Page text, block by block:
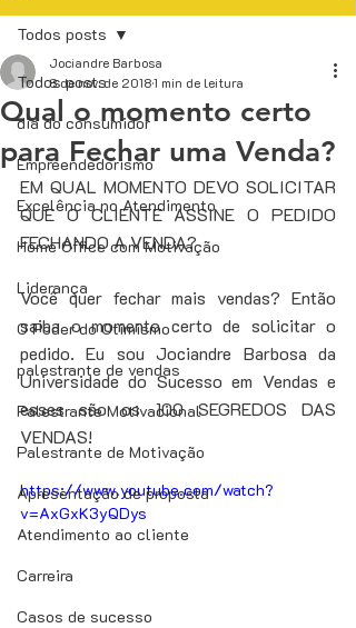
Todos posts
dia do consumidor
Empreendedorismo
Excelência no Atendimento
Home Office com Motivação
Liderança
O Poder do Otimismo
palestrante de vendas
Palestrante Motivacional
Palestrante de Motivação
Apresentação de proposta
Atendimento ao cliente
Carreira
Casos de sucesso
Todos posts
Qual o momento certo
para Fechar uma Venda?
Jociandre Barbosa
8 de nov. de 20181 min de leitura
EM QUAL MOMENTO DEVO SOLICITAR
QUE O CLIENTE ASSINE O PEDIDO
FECHANDO A VENDA?
Você quer fechar mais vendas? Então
saiba o momento certo de solicitar o
pedido. Eu sou Jociandre Barbosa da
Universidade do Sucesso em Vendas e
esses são os 100 SEGREDOS DAS
VENDAS!
https://www.youtube.com/watch?
v=AxGxK3yQDys